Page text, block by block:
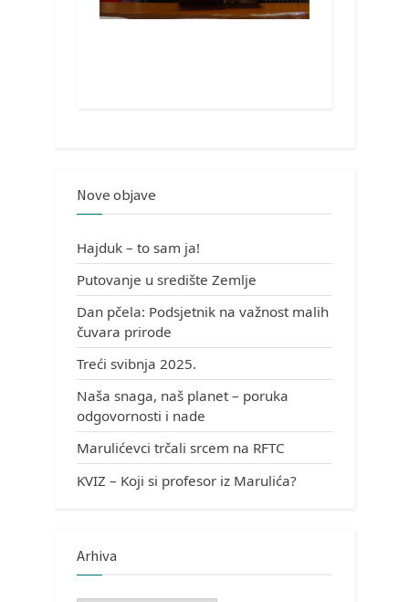
Nove objave
Hajduk – to sam ja!
Putovanje u središte Zemlje
Dan pčela: Podsjetnik na važnost malih
čuvara prirode
Treći svibnja 2025.
Naša snaga, naš planet – poruka
odgovornosti i nade
Marulićevci trčali srcem na RFTC
KVIZ – Koji si profesor iz Marulića?
Arhiva